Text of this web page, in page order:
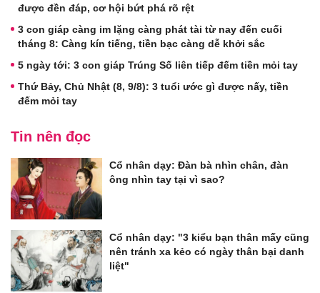
được đền đáp, cơ hội bứt phá rõ rệt
3 con giáp càng im lặng càng phát tài từ nay đến cuối
tháng 8: Càng kín tiếng, tiền bạc càng dễ khởi sắc
5 ngày tới: 3 con giáp Trúng Số liên tiếp đếm tiền mỏi tay
Thứ Bảy, Chủ Nhật (8, 9/8): 3 tuổi ước gì được nấy, tiền
đếm mỏi tay
Tin nên đọc
Cổ nhân dạy: Đàn bà nhìn chân, đàn
ông nhìn tay tại vì sao?
Cổ nhân dạy: "3 kiểu bạn thân mấy cũng
nên tránh xa kẻo có ngày thân bại danh
liệt"